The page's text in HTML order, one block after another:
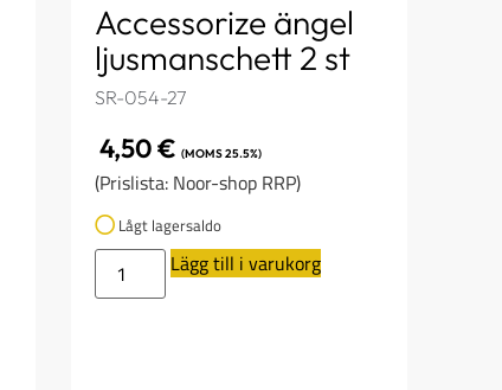
Accessorize ängel
ljusmanschett 2 st
SR-054-27
4,50€ (MOMS 25.5%)
(Prislista: Noor-shop RRP)
Lågt lagersaldo
Lägg till i varukorg